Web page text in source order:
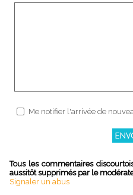
Me notifier l'arrivée de
Tous les commentaires
aussitôt supprimés par le
Signaler un abus